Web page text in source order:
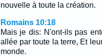
nouvelle à toute la création.
Romains 10:18
Mais je dis: N'ont-ils pas
allée par toute la terre, Et
monde.